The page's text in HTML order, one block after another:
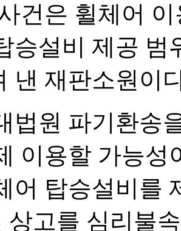
건은 휠체어
승설비 제공 범
낸 재판소원이
법원 파기환송
이용할 가능성
어 탑승설비를
상고를 심리불